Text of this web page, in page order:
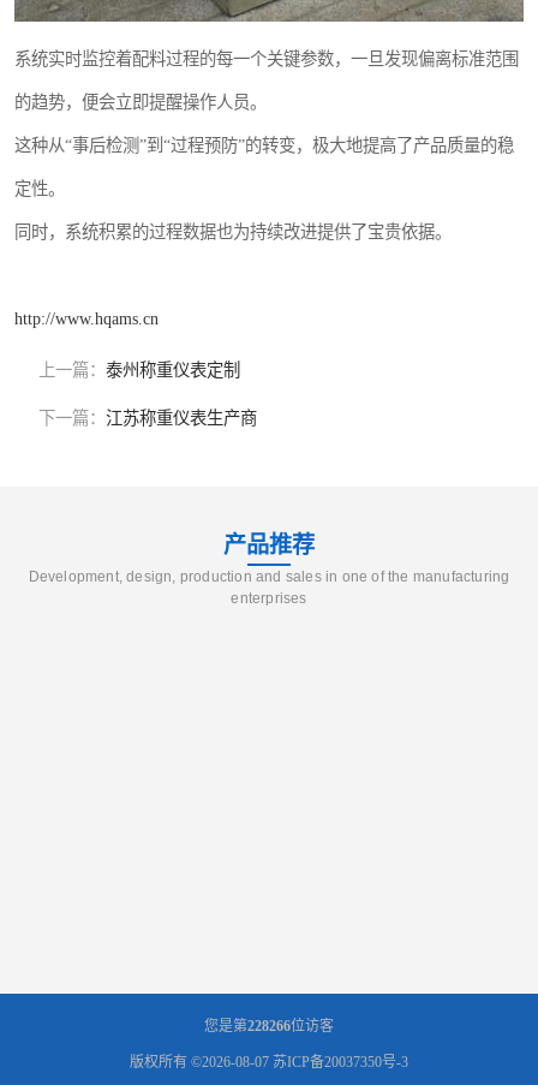
系统实时监控着配料过程的每一个关键参数，一旦发现偏离标准范围
的趋势，便会立即提醒操作人员。
这种从“事后检测”到“过程预防”的转变，极大地提高了产品质量的稳
定性。
同时，系统积累的过程数据也为持续改进提供了宝贵依据。
http://www.hqams.cn
上一篇： 泰州称重仪表定制
下一篇： 江苏称重仪表生产商
产品推荐
Development, design, production and sales in one of the manufacturing
enterprises
您是第228266位访客
版权所有 ©2026-08-07 苏ICP备20037350号-3